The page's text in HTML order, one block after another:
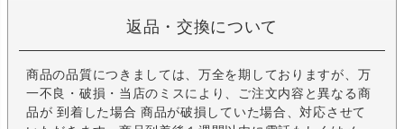
返品・交換について
商品の品質につきましては、万全を期しておりますが、万
一不良・破損・当店のミスにより、ご注文内容と異なる商
品が 到着した場合 商品が破損していた場合、対応させて